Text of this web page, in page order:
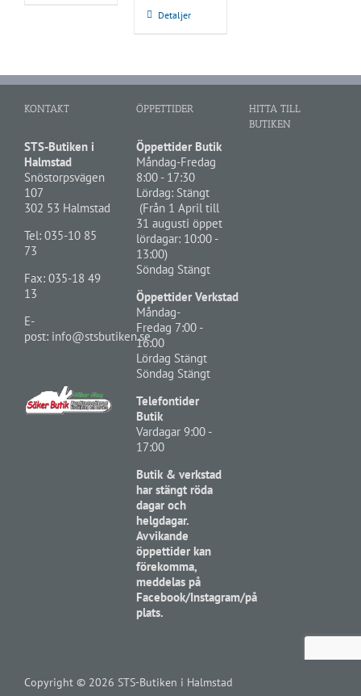
Detaljer
KONTAKT
STS-Butiken i
Halmstad
Snöstorpsvägen
107
302 53 Halmstad
Tel: 035-10 85
73
Fax: 035-18 49
13
E-
post: info@stsbutiken.se
ÖPPETTIDER
Öppettider Butik
Måndag-Fredag
8:00 - 17:30
Lördag: Stängt
(Från 1 April till
31 augusti öppet
lördagar: 10:00 -
13:00)
Söndag Stängt
Öppettider Verkstad
Måndag-
Fredag 7:00 -
16:00
Lördag Stängt
Söndag Stängt
Telefontider
Butik
Vardagar 9:00 -
17:00
Butik & verkstad
har stängt röda
dagar och
helgdagar.
Avvikande
öppettider kan
förekomma,
meddelas på
Facebook/Instagram/på
plats.
HITTA TILL
BUTIKEN
Copyright © 2026 STS-Butiken i Halmstad